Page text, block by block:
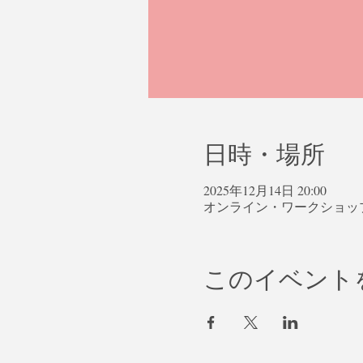
日時・場所
2025年12月14日 20:00
オンライン・ワークショッ
このイベント